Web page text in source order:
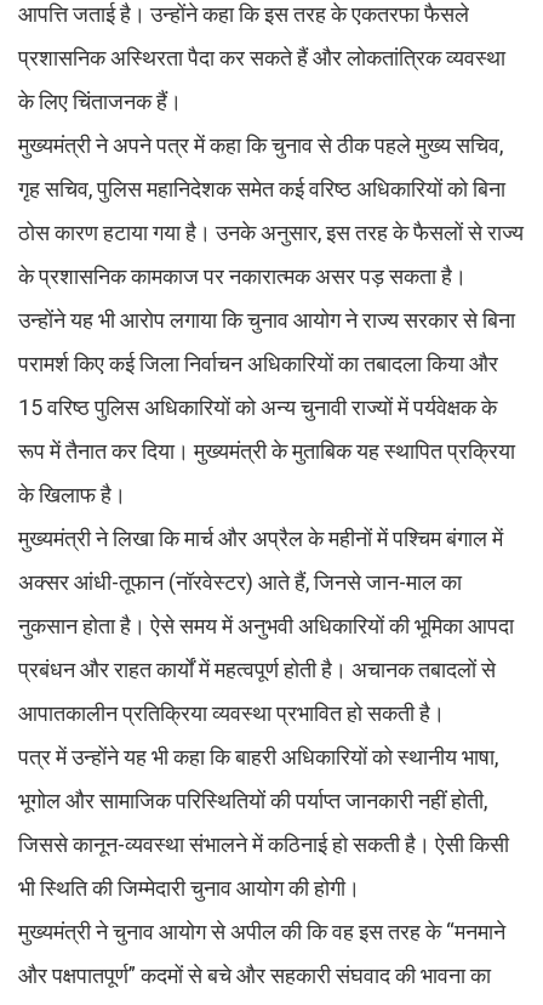
आपत्ति जताई है। उन्होंने कहा कि इस तरह के एकतरफा फैसले
प्रशासनिक अस्थिरता पैदा कर सकते हैं और लोकतांत्रिक व्यवस्था
के लिए चिंताजनक हैं।
मुख्यमंत्री ने अपने पत्र में कहा कि चुनाव से ठीक पहले मुख्य सचिव,
गृह सचिव, पुलिस महानिदेशक समेत कई वरिष्ठ अधिकारियों को बिना
ठोस कारण हटाया गया है। उनके अनुसार, इस तरह के फैसलों से राज्य
के प्रशासनिक कामकाज पर नकारात्मक असर पड़ सकता है।
उन्होंने यह भी आरोप लगाया कि चुनाव आयोग ने राज्य सरकार से बिना
परामर्श किए कई जिला निर्वाचन अधिकारियों का तबादला किया और
15 वरिष्ठ पुलिस अधिकारियों को अन्य चुनावी राज्यों में पर्यवेक्षक के
रूप में तैनात कर दिया। मुख्यमंत्री के मुताबिक यह स्थापित प्रक्रिया
के खिलाफ है।
मुख्यमंत्री ने लिखा कि मार्च और अप्रैल के महीनों में पश्चिम बंगाल में
अक्सर आंधी-तूफान (नॉरवेस्टर) आते हैं, जिनसे जान-माल का
नुकसान होता है। ऐसे समय में अनुभवी अधिकारियों की भूमिका आपदा
प्रबंधन और राहत कार्यों में महत्वपूर्ण होती है। अचानक तबादलों से
आपातकालीन प्रतिक्रिया व्यवस्था प्रभावित हो सकती है।
पत्र में उन्होंने यह भी कहा कि बाहरी अधिकारियों को स्थानीय भाषा,
भूगोल और सामाजिक परिस्थितियों की पर्याप्त जानकारी नहीं होती,
जिससे कानून-व्यवस्था संभालने में कठिनाई हो सकती है। ऐसी किसी
भी स्थिति की जिम्मेदारी चुनाव आयोग की होगी।
मुख्यमंत्री ने चुनाव आयोग से अपील की कि वह इस तरह के “मनमाने
और पक्षपातपूर्ण” कदमों से बचे और सहकारी संघवाद की भावना का